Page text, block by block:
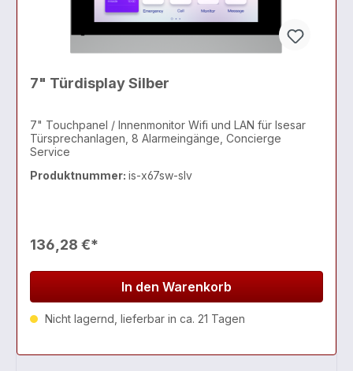
7" Türdisplay Silber
7" Touchpanel / Innenmonitor Wifi und LAN für Isesar
Türsprechanlagen, 8 Alarmeingänge, Concierge
Service
Produktnummer: is-x67sw-slv
136,28 €*
In den Warenkorb
Nicht lagernd, lieferbar in ca. 21 Tagen